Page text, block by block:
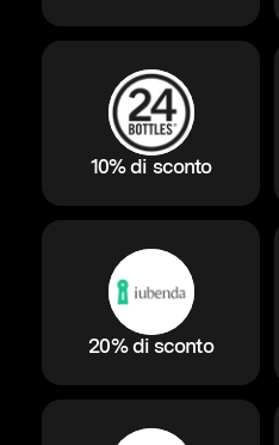
10% di sconto
20% di sconto